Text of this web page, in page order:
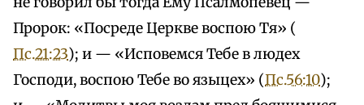
Пророк: «Посреде Церкве воспою Тя» (
Пс.21:23); и — «Исповемся Тебе в людех
Господи, воспою Тебе во языцех» (Пс.56:10);